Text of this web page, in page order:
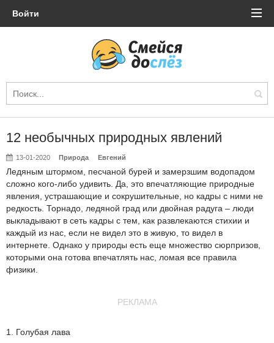
Войти
12 необычных природных явлений
13-01-2020 Природа Евгений
Ледяным штормом, песчаной бурей и замерзшим водопадом
сложно кого-либо удивить. Да, это впечатляющие природные
явления, устрашающие и сокрушительные, но кадры с ними не
редкость. Торнадо, ледяной град или двойная радуга – люди
выкладывают в сеть кадры с тем, как развлекаются стихии и
каждый из нас, если не видел это в живую, то видел в
интернете. Однако у природы есть еще множество сюрпризов,
которыми она готова впечатлять нас, ломая все правила
физики.
РЕКЛАМА
1. Голубая лава